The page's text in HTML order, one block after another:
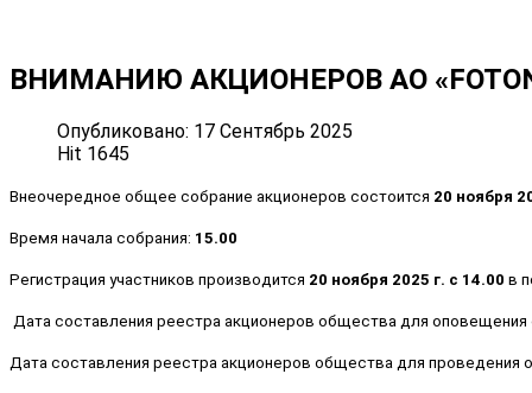
ВНИМАНИЮ АКЦИОНЕРОВ АО
Опубликовано: 17 Сентябрь 2025
Hit 1645
Внеочередное общее собрание акционеров состоится 20 ноября
Время начала собрания: 15.00
Регистрация участников производится 20 ноября 2025 г. с 14.00 в
Дата составления реестра акционеров общества для
Дата составления реестра акционеров общества для проведения